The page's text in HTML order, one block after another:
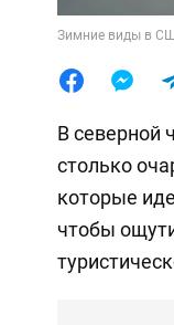
Зимние виды в
В северной
столько
которые
чтобы